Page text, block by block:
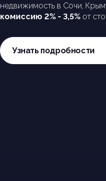
Узнать подробности
недвижимость в Сочи,
комиссию 2% - 3,5% от